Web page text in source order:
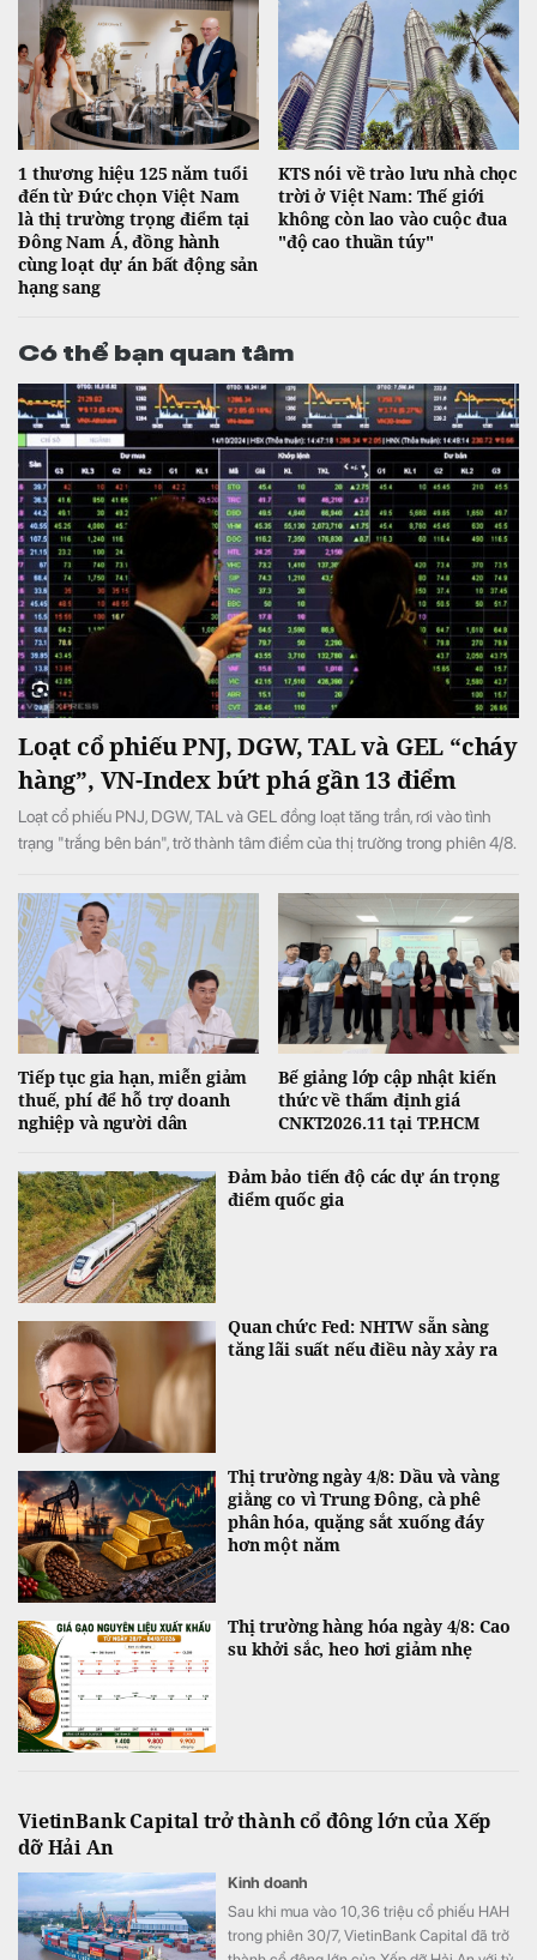
1 thương hiệu 125 năm tuổi
đến từ Đức chọn Việt Nam
là thị trường trọng điểm tại
Đông Nam Á, đồng hành
cùng loạt dự án bất động sản
hạng sang
KTS nói về trào lưu nhà chọc
trời ở Việt Nam: Thế giới
không còn lao vào cuộc đua
"độ cao thuần túy"
Có thể bạn quan tâm
Loạt cổ phiếu PNJ, DGW, TAL và GEL “cháy
hàng”, VN-Index bứt phá gần 13 điểm
Loạt cổ phiếu PNJ, DGW, TAL và GEL đồng loạt tăng trần, rơi vào tình
trạng "trắng bên bán", trở thành tâm điểm của thị trường trong phiên 4/8.
Tiếp tục gia hạn, miễn giảm
thuế, phí để hỗ trợ doanh
nghiệp và người dân
Bế giảng lớp cập nhật kiến
thức về thẩm định giá
CNKT2026.11 tại TP.HCM
Đảm bảo tiến độ các dự án trọng
điểm quốc gia
Quan chức Fed: NHTW sẵn sàng
tăng lãi suất nếu điều này xảy ra
Thị trường ngày 4/8: Dầu và vàng
giằng co vì Trung Đông, cà phê
phân hóa, quặng sắt xuống đáy
hơn một năm
Thị trường hàng hóa ngày 4/8: Cao
su khởi sắc, heo hơi giảm nhẹ
VietinBank Capital trở thành cổ đông lớn của Xếp
dỡ Hải An
Kinh doanh
Sau khi mua vào 10,36 triệu cổ phiếu HAH
trong phiên 30/7, VietinBank Capital đã trở